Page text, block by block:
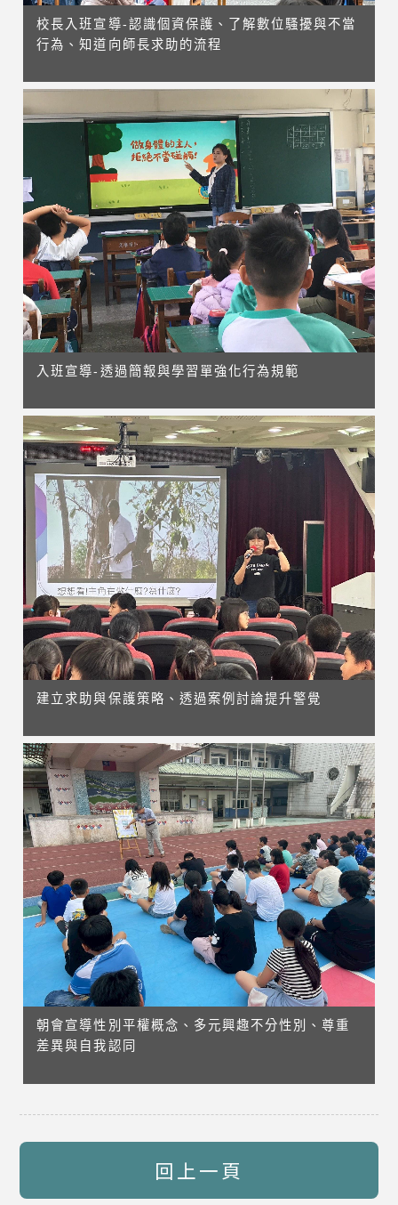
校長入班宣導-認識個資保護、了解數位騷擾與不當
行為、知道向師長求助的流程
入班宣導-透過簡報與學習單強化行為規範
建立求助與保護策略、透過案例討論提升警覺
朝會宣導性別平權概念、多元興趣不分性別、尊重
差異與自我認同
回上一頁